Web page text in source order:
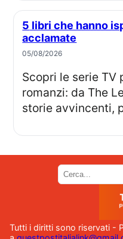
5 libri che hanno ispirato serie tv
acclamate
05/08/2026
Scopri le serie TV più celebri tratte da
romanzi: da The
storie avvincenti,
Tutti i diritti sono riservati -